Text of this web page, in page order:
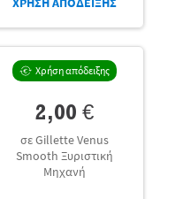
Χρήση απόδειξης
2,00 €
σε Gillette Venus
Smooth Ξυριστική
Μηχανή